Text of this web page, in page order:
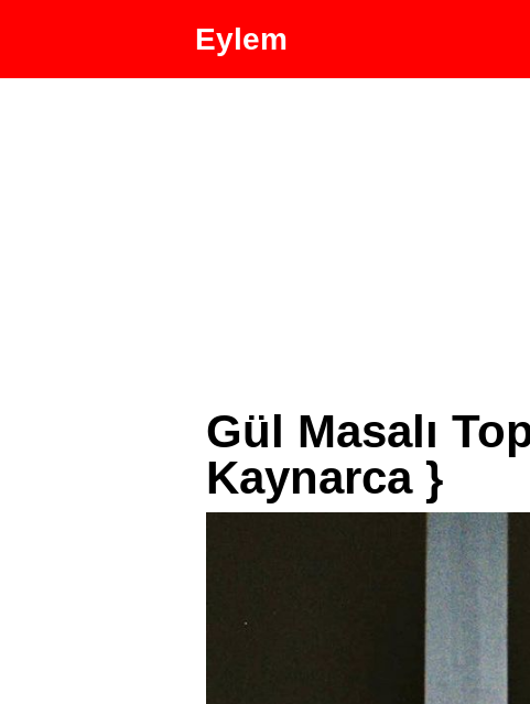
Eylem
Gül Masalı
Kaynarca }